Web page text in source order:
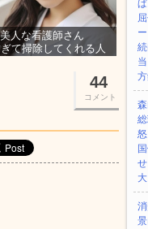
人な看護師さん
ぎて掃除してくれる人
44
コメント